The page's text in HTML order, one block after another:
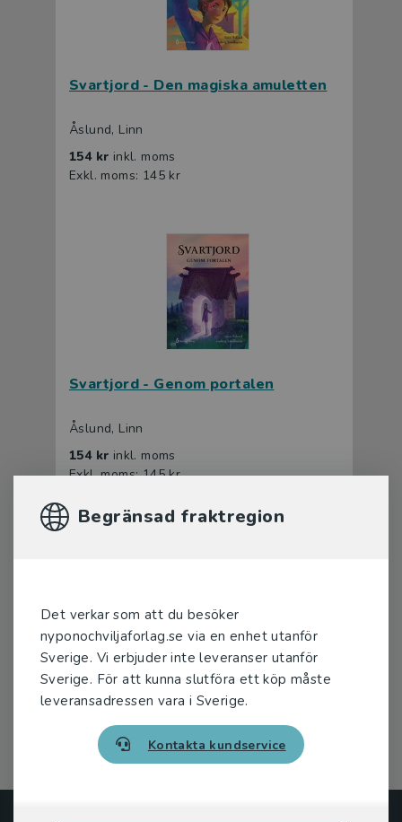
Begränsad fraktregion
Det verkar som att du besöker
nyponochviljaforlag.se via en enhet utanför
Sverige. Vi erbjuder inte leveranser utanför
Sverige. För att kunna slutföra ett köp måste
leveransadressen vara i Sverige.
Kontakta kundservice
Svartjord - Den magiska amuletten
Åslund, Linn
154 kr inkl. moms
Exkl. moms: 145 kr
Svartjord - Genom portalen
Åslund, Linn
154 kr inkl. moms
Exkl. moms: 145 kr
Svartjord - Genom portalen (e-bok)